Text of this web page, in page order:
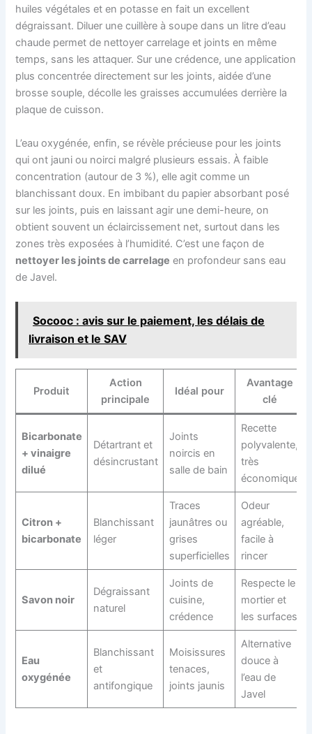
huiles végétales et en potasse en fait un excellent
dégraissant. Diluer une cuillère à soupe dans un litre d’eau
chaude permet de nettoyer carrelage et joints en même
temps, sans les attaquer. Sur une crédence, une application
plus concentrée directement sur les joints, aidée d’une
brosse souple, décolle les graisses accumulées derrière la
plaque de cuisson.
L’eau oxygénée, enfin, se révèle précieuse pour les joints
qui ont jauni ou noirci malgré plusieurs essais. À faible
concentration (autour de 3 %), elle agit comme un
blanchissant doux. En imbibant du papier absorbant posé
sur les joints, puis en laissant agir une demi-heure, on
obtient souvent un éclaircissement net, surtout dans les
zones très exposées à l’humidité. C’est une façon de
nettoyer les joints de carrelage en profondeur sans eau
de Javel.
Socooc : avis sur le paiement, les délais de
livraison et le SAV
Produit
Action
principale
Idéal pour
Avantage
clé
Bicarbonate
+ vinaigre
dilué
Détartrant et
désincrustant
Joints
noircis en
salle de bain
Recette
polyvalente,
très
économique
Citron +
bicarbonate
Blanchissant
léger
Traces
jaunâtres ou
grises
superficielles
Odeur
agréable,
facile à
rincer
Savon noir
Dégraissant
naturel
Joints de
cuisine,
crédence
Respecte le
mortier et
les surfaces
Eau
oxygénée
Blanchissant
et
antifongique
Moisissures
tenaces,
joints jaunis
Alternative
douce à
l’eau de
Javel